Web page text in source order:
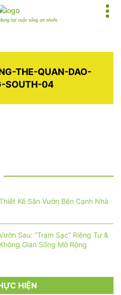
lại cuộc sống an nhiên
THE-QUAN-DAO-
SOUTH-04
Kế Sân Vườn Bên Cạnh Nhà
Sau: “Trạm Sạc” Riêng Tư &
Không Gian Sống Mở Rộng
HIỆN